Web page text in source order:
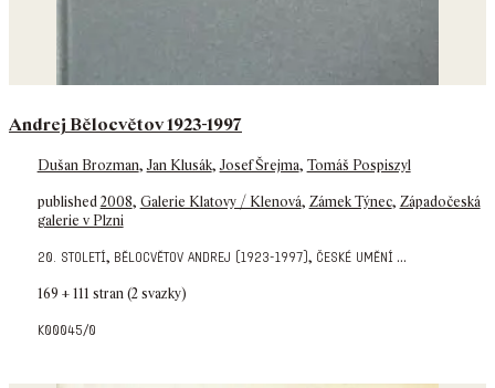
Andrej Bělocvětov 1923-1997
Dušan Brozman,Jan Klusák,Josef Šrejma, Tomáš Pospiszyl
published 2008, Galerie Klatovy / Klenová, Zámek Týnec, Západočeská
galerie v Plzni
20. století, bělocvětov andrej (1923-1997), české umění ...
169 + 111 stran (2 svazky)
k00045/0